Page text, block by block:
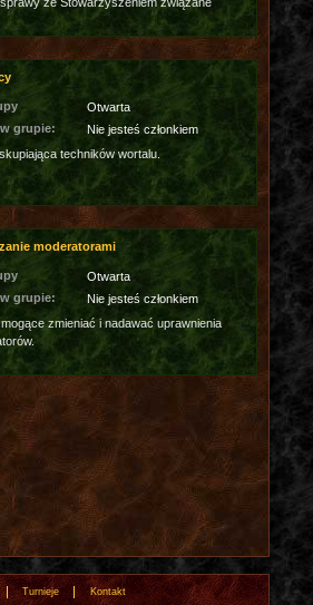
Otwarta
grupie:
Nie jesteś członkiem
techników wortalu.
moderatorami
Otwarta
grupie:
Nie jesteś członkiem
zmieniać i nadawać uprawnienia
Turnieje Kontakt